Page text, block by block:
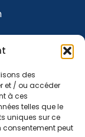
des
et / ou accéder
à ces
telles que le
uniques sur ce
consentement peut